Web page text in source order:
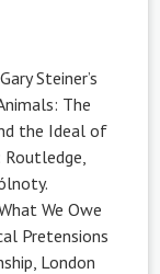
Steiner’s
The
the Ideal of
We Owe
Pretensions
London